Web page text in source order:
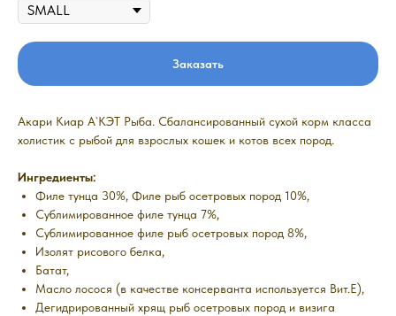
Заказать
Акари Киар А`КЭТ Рыба. Сбалансированный сухой корм класса
холистик с рыбой для взрослых кошек и котов всех пород.
Ингредиенты:
Филе тунца 30%, Филе рыб осетровых пород 10%,
Сублимированное филе тунца 7%,
Сублимированное филе рыб осетровых пород 8%,
Изолят рисового белка,
Батат,
Масло лосося (в качестве консерванта используется Вит.E),
Дегидрированный хрящ рыб осетровых пород и визига